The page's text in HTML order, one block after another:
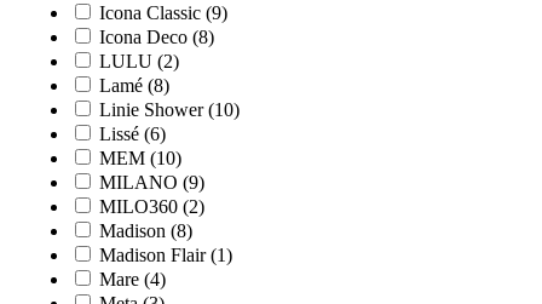
Icona Classic (9)
Icona Deco (8)
LULU (2)
Lamé (8)
Linie Shower(10)
Lissé (6)
MEM (10)
MILANO (9)
MILO360 (2)
Madison (8)
Madison Flair(1)
Mare (4)